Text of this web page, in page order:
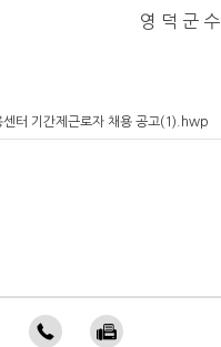
군 수
센터 기간제근로자 채용 공고(1).hwp